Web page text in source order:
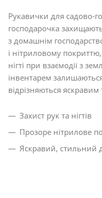
Рукавички для садово-
господарочка
з домашнім
і нітриловому
нігті при взаємодії з
інвентарем
відрізняються
Захист рук та нігтів
Прозоре нітрилове
Яскравий, стильний